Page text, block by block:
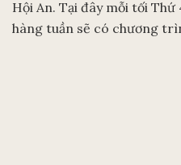
Hội An. Tại đây mỗi tối Thứ
hàng tuần sẽ có chương